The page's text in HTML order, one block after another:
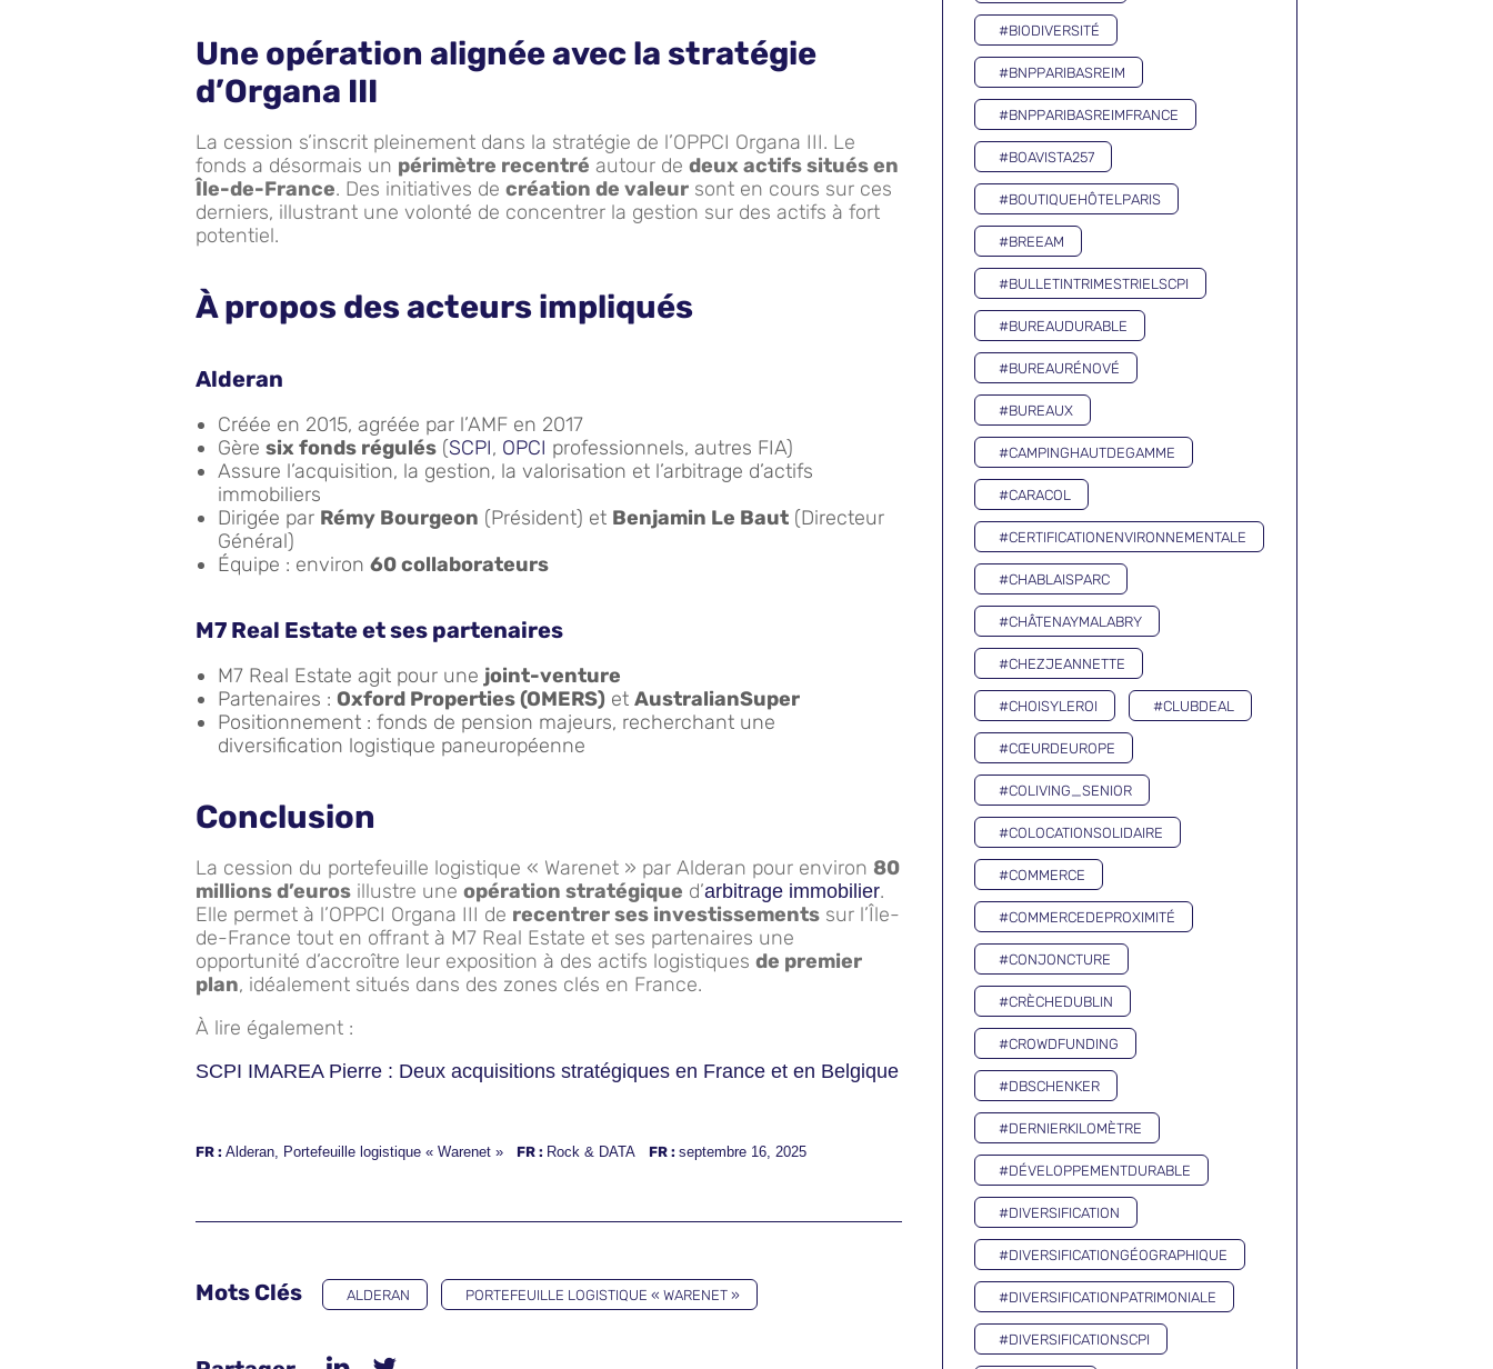
Une opération alignée avec la stratégie
d’Organa III
La cession s’inscrit pleinement dans la stratégie de l’OPPCI Organa III. Le
fonds a désormais un périmètre recentré autour de deux actifs situés en
Île-de-France. Des initiatives de création de valeur sont en cours sur ces
derniers, illustrant une volonté de concentrer la gestion sur des actifs à fort
potentiel.
À propos des acteurs impliqués
Alderan
Créée en 2015, agréée par l’AMF en 2017
Gère six fonds régulés (SCPI, OPCI professionnels, autres FIA)
Assure l’acquisition, la gestion, la valorisation et l’arbitrage d’actifs
immobiliers
Dirigée par Rémy Bourgeon (Président) et Benjamin Le Baut (Directeur
Général)
Équipe : environ 60 collaborateurs
M7 Real Estate et ses partenaires
M7 Real Estate agit pour une joint-venture
Partenaires : Oxford Properties (OMERS) et AustralianSuper
Positionnement : fonds de pension majeurs, recherchant une
diversification logistique paneuropéenne
Conclusion
La cession du portefeuille logistique « Warenet » par Alderan pour environ 80
millions d’euros illustre une opération stratégique d’arbitrage immobilier.
Elle permet à l’OPPCI Organa III de recentrer ses investissements sur l’Île-
de-France tout en offrant à M7 Real Estate et ses partenaires une
opportunité d’accroître leur exposition à des actifs logistiques de premier
plan, idéalement situés dans des zones clés en France.
À lire également :
SCPI IMAREA Pierre : Deux acquisitions stratégiques en France et en Belgique
FR : Alderan, Portefeuille logistique « Warenet » FR : Rock & DATA FR : septembre 16, 2025
Mots Clés ALDERAN PORTEFEUILLE LOGISTIQUE « WARENET »
#BIODIVERSITÉ
#BNPPARIBASREIM
#BNPPARIBASREIMFRANCE
#BOAVISTA257
#BOUTIQUEHÔTELPARIS
#BREEAM
#BULLETINTRIMESTRIELSCPI
#BUREAUDURABLE
#BUREAURÉNOVÉ
#BUREAUX
#CAMPINGHAUTDEGAMME
#CARACOL
#CERTIFICATIONENVIRONNEMENTALE
#CHABLAISPARC
#CHÂTENAYMALABRY
#CHEZJEANNETTE
#CHOISYLEROI #CLUBDEAL
#CŒURDEUROPE
#COLIVING_SENIOR
#COLOCATIONSOLIDAIRE
#COMMERCE
#COMMERCEDEPROXIMITÉ
#CONJONCTURE
#CRÈCHEDUBLIN
#CROWDFUNDING
#DBSCHENKER
#DERNIERKILOMÈTRE
#DÉVELOPPEMENTDURABLE
#DIVERSIFICATION
#DIVERSIFICATIONGÉOGRAPHIQUE
#DIVERSIFICATIONPATRIMONIALE
#DIVERSIFICATIONSCPI